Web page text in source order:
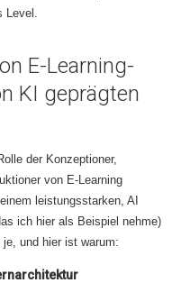
Level.
E-Learning-
KI geprägten
der Konzeptioner,
von E-Learning
leistungsstarken, AI
ich hier als Beispiel nehme)
und hier ist warum: